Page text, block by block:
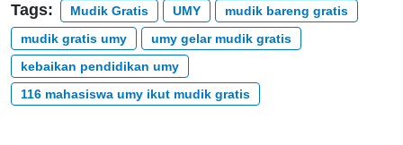
Tags: Mudik Gratis UMY
mudik bareng gratis
mudik gratis umy
umy gelar mudik gratis
kebaikan pendidikan umy
116 mahasiswa umy ikut mudik gratis